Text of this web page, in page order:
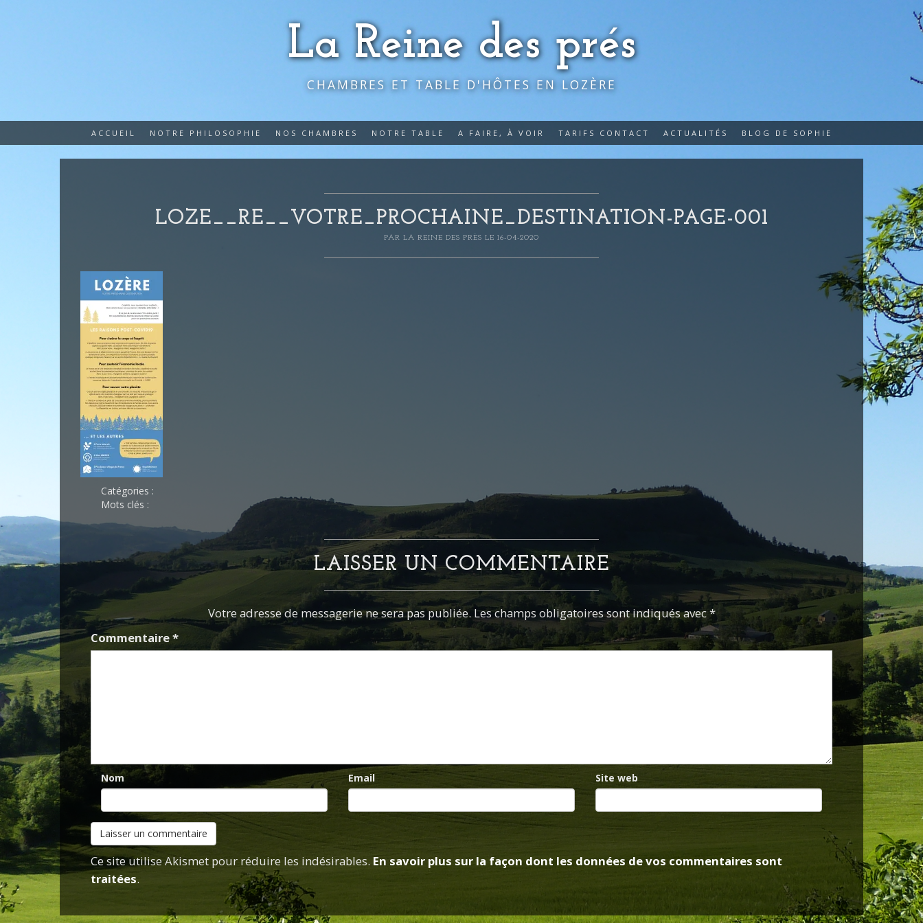
La Reine des prés
CHAMBRES ET TABLE D'HÔTES EN LOZÈRE
ACCUEIL NOTRE PHILOSOPHIE NOS CHAMBRES NOTRE TABLE A FAIRE, À VOIR TARIFS CONTACT ACTUALITÉS BLOG DE SOPHIE
LOZE__RE__VOTRE_PROCHAINE_DESTINATION-PAGE-001
PAR LA REINE DES PRÈS LE 16-04-2020
Catégories :
Mots clés :
LAISSER UN COMMENTAIRE
Votre adresse de messagerie ne sera pas publiée. Les champs obligatoires sont indiqués avec *
Commentaire*
Nom Email Site web
Ce site utilise Akismet pour réduire les indésirables. En savoir plus sur la façon dont les données de vos commentaires sont
traitées.